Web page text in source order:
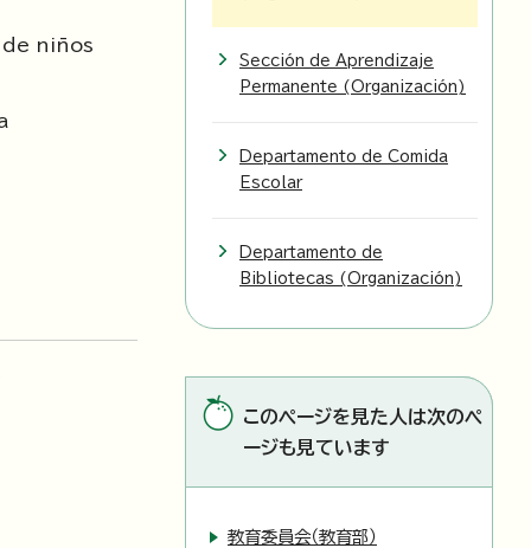
niños
Sección de Aprendizaje
Permanente (Organización)
Departamento de Comida
Escolar
Departamento de
Bibliotecas (Organización)
このページを見た人は次のペ
ージも見ています
教育委員会（教育部）